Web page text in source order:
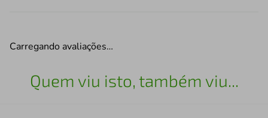
Carregando avaliações…
Quem viu isto, também viu...